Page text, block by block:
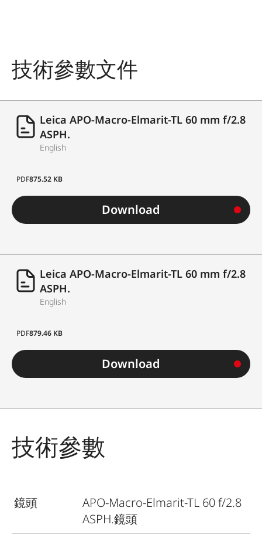
技術參數文件
Leica APO-Macro-Elmarit-TL 60 mm f/2.8
ASPH.
English
PDF875.52 KB
Download
Leica APO-Macro-Elmarit-TL 60 mm f/2.8
ASPH.
English
PDF879.46 KB
Download
技術參數
鏡頭
APO-Macro-Elmarit-TL 60 f/2.8
ASPH.鏡頭